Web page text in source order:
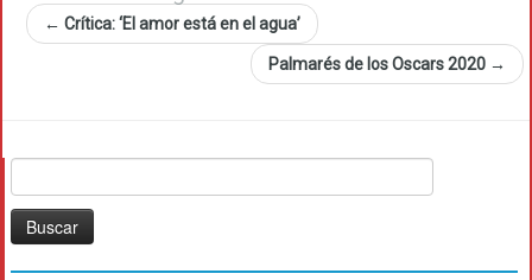
← Crítica: ‘El amor está en el agua’
Palmarés de los Oscars 2020 →